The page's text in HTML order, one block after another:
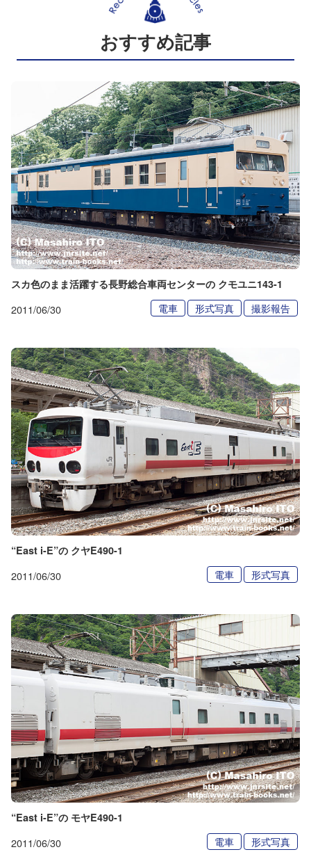
おすすめ記事
スカ色のまま活躍する長野総合車両センターの クモユニ143-1
2011/06/30 電車 形式写真 撮影報告
“East i-E”の クヤE490-1
2011/06/30 電車 形式写真
“East i-E”の モヤE490-1
2011/06/30 電車 形式写真